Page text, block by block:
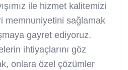
ile hizmet kalitemizi
memnuniyetini sağlamak
gayret ediyoruz.
ihtiyaçlarını göz
onlara özel çözümler